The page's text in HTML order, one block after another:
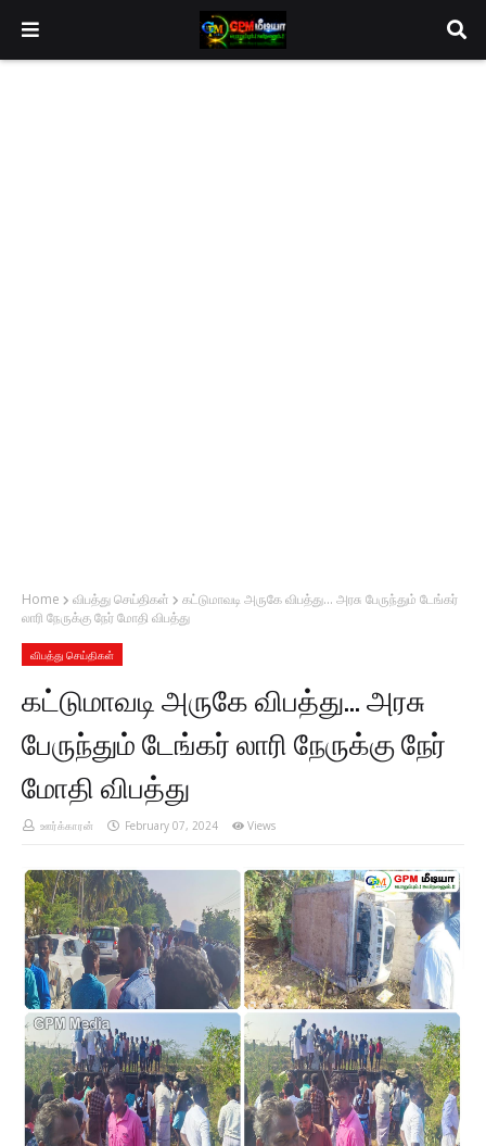
Home விபத்து செய்திகள்
கட்டுமாவடி அருகே விபத்து... அரசு பேருந்தும் டேங்கர்
லாரி நேருக்கு நேர் மோதி விபத்து
விபத்து செய்திகள்
கட்டுமாவடி அருகே விபத்து... அரசு
பேருந்தும் டேங்கர் லாரி நேருக்கு நேர்
மோதி விபத்து
ஊர்க்காரன் February 07, 2024 Views